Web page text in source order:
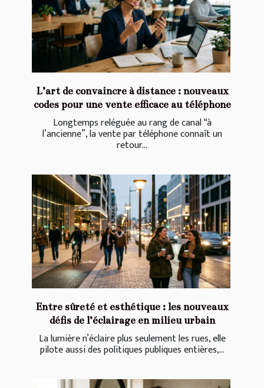
L’art de convaincre à distance : nouveaux
codes pour une vente efficace au téléphone
Longtemps reléguée au rang de canal “à
l’ancienne”, la vente par téléphone connaît un
retour...
Entre sûreté et esthétique : les nouveaux
défis de l’éclairage en milieu urbain
La lumière n’éclaire plus seulement les rues, elle
pilote aussi des politiques publiques entières,...